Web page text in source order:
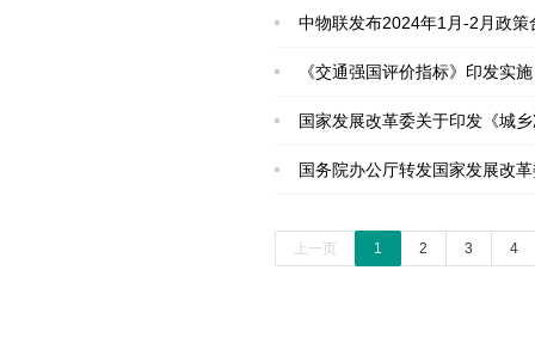
中物联发布2024年1月-2月政策
《交通强国评价指标》印发实施
国家发展改革委关于印发《城
国务院办公厅转发国家发展改
上一页 1 2 3 4